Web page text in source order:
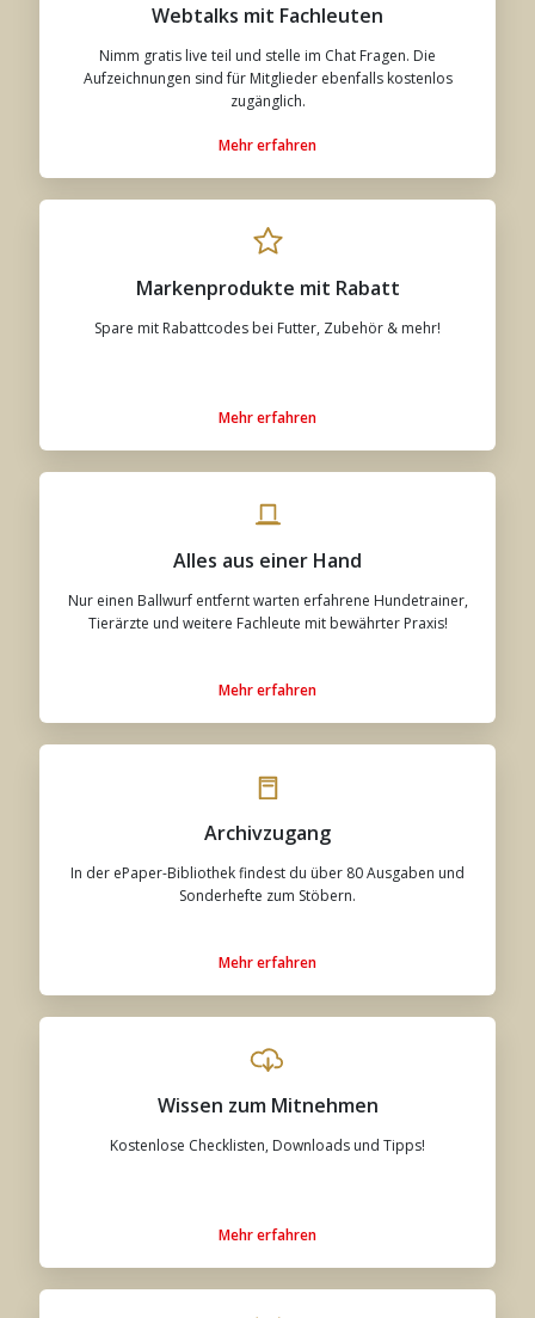
Webtalks mit Fachleuten
Nimm gratis live teil und stelle im Chat Fragen. Die
Aufzeichnungen sind für Mitglieder ebenfalls kostenlos
zugänglich.
Mehr erfahren
Markenprodukte mit Rabatt
Spare mit Rabattcodes bei Futter, Zubehör & mehr!
Mehr erfahren
Alles aus einer Hand
Nur einen Ballwurf entfernt warten erfahrene Hundetrainer,
Tierärzte und weitere Fachleute mit bewährter Praxis!
Mehr erfahren
Archivzugang
In der ePaper-Bibliothek findest du über 80 Ausgaben und
Sonderhefte zum Stöbern.
Mehr erfahren
Wissen zum Mitnehmen
Kostenlose Checklisten, Downloads und Tipps!
Mehr erfahren